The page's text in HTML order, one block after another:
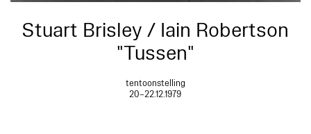
Stuart Brisley / Iain Robertson
"Tussen"
tentoonstelling
20–22.12.1979